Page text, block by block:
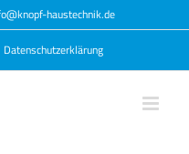
haustechnik.de
Datenschutzerklärung